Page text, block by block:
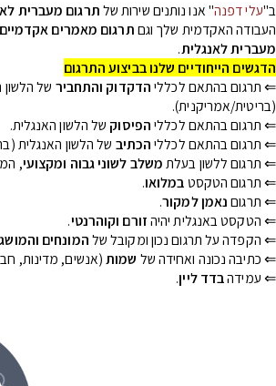
ב"עלי דפנה" אנו נותנים שירות של תרגום מעברית
העבודה האקדמית שלך וגם תרגום מאמרים
מעברית לאנגלית.
הדגשים הייחודיים שלנו בביצוע התרגום
⇐ תרגום בהתאם לכללי הדקדוק והתחביר של הלשון
(בריטית/אמריקנית).
⇐ תרגום בהתאם לכללי הפיסוק של הלשון האנגלית.
⇐ תרגום בהתאם לכללי הכתיב של הלשון האנגלית
⇐ תרגום ללשון בעלת משלב לשוני גבוה ומקצועי,
⇐ תרגום הטקסט במלואו.
⇐ תרגום נאמן למקור.
⇐ הטקסט באנגלית יהיה זורם וקוהרנטי.
⇐ הקפדה על תרגום נכון ומקובל של המונחים
⇐ כתיבה נכונה ואחידה של שמות (אנשים, מדינות,
⇐ עמידהבדד ליין.